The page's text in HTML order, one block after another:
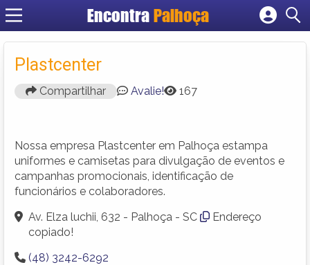
EncontraPalhoça
Cadastrar empresa
Plastcenter
Compartilhar Avalie! 167
Nossa empresa Plastcenter em Palhoça estampa
uniformes e camisetas para divulgação de eventos e
campanhas promocionais, identificação de
funcionários e colaboradores.
Av. Elza luchii, 632 - Palhoça - SC
Endereço
copiado!
(48) 3242-6292